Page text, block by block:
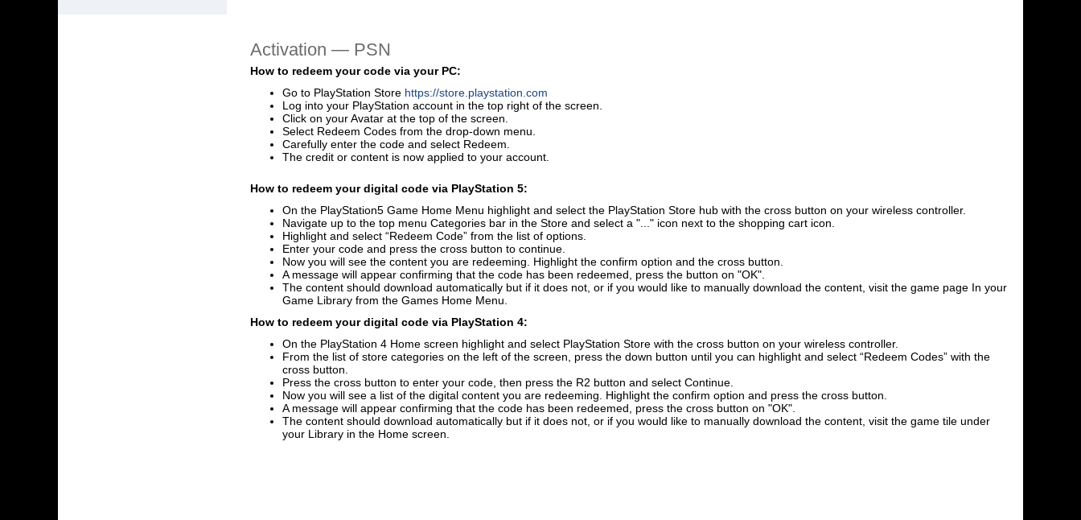
Activation — PSN
How to redeem your code via your PC:
Go to PlayStation Store https://store.playstation.com
Log into your PlayStation account in the top right of the screen.
Click on your Avatar at the top of the screen.
Select Redeem Codes from the drop-down menu.
Carefully enter the code and select Redeem.
The credit or content is now applied to your account.
How to redeem your digital code via PlayStation 5:
On the PlayStation5 Game Home Menu highlight and select the PlayStation Store hub with the cross button on your wireless controller.
Navigate up to the top menu Categories bar in the Store and select a "..." icon next to the shopping cart icon.
Highlight and select “Redeem Code” from the list of options.
Enter your code and press the cross button to continue.
Now you will see the content you are redeeming. Highlight the confirm option and the cross button.
A message will appear confirming that the code has been redeemed, press the button on "OK".
The content should download automatically but if it does not, or if you would like to manually download the content, visit the game page In your
Game Library from the Games Home Menu.
How to redeem your digital code via PlayStation 4:
On the PlayStation 4 Home screen highlight and select PlayStation Store with the cross button on your wireless controller.
From the list of store categories on the left of the screen, press the down button until you can highlight and select “Redeem Codes” with the
cross button.
Press the cross button to enter your code, then press the R2 button and select Continue.
Now you will see a list of the digital content you are redeeming. Highlight the confirm option and press the cross button.
A message will appear confirming that the code has been redeemed, press the cross button on "OK".
The content should download automatically but if it does not, or if you would like to manually download the content, visit the game tile under
your Library in the Home screen.